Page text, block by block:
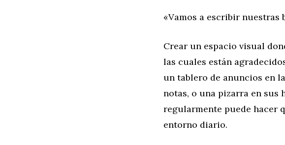
«Vamos a escribir nuestras
Crear un espacio visual
las cuales están
un tablero de anuncios en
notas, o una pizarra en sus
regularmente puede hacer
entorno diario.